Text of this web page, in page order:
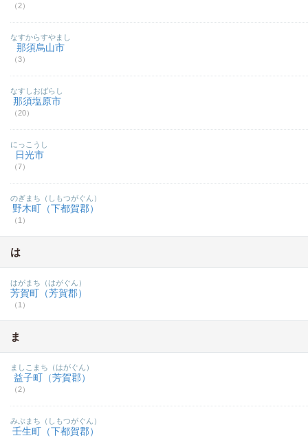
（2）
那須烏山市
（3）
なすからすやまし
那須塩原市
（20）
なすしおばらし
日光市
（7）
にっこうし
野木町（下都賀郡）
（1）
のぎまち（しもつがぐん）
は
芳賀町（芳賀郡）
（1）
はがまち（はがぐん）
ま
益子町（芳賀郡）
（2）
ましこまち（はがぐん）
壬生町（下都賀郡）
みぶまち（しもつがぐん）